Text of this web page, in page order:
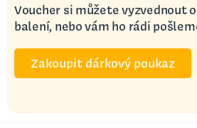
Voucher si můžete vyzvednout
balení, nebo vám ho rádi
Zakoupit dárkový poukaz